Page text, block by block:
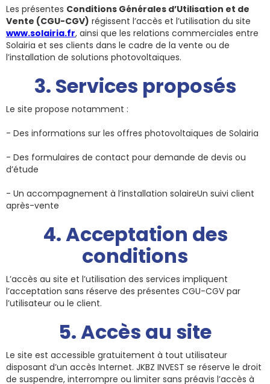
Les présentes Conditions Générales d’Utilisation et de
Vente (CGU-CGV) régissent l’accès et l’utilisation du site
www.solairia.fr, ainsi que les relations commerciales entre
Solairia et ses clients dans le cadre de la vente ou de
l’installation de solutions photovoltaïques.
3. Services proposés
Le site propose notamment :
- Des informations sur les offres photovoltaïques de Solairia
- Des formulaires de contact pour demande de devis ou
d’étude
- Un accompagnement à l’installation solaireUn suivi client
après-vente
4. Acceptation des
conditions
L’accès au site et l’utilisation des services impliquent
l’acceptation sans réserve des présentes CGU-CGV par
l’utilisateur ou le client.
5. Accès au site
Le site est accessible gratuitement à tout utilisateur
disposant d’un accès Internet. JKBZ INVEST se réserve le droit
de suspendre, interrompre ou limiter sans préavis l’accès à